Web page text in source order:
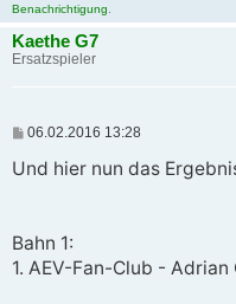
Benachrichtigung
Kaethe G7
Ersatzspieler
B
i
06.02.2016 13:28
Und hier nun das
Bahn 1:
1. AEV-Fan-Club - Adrian